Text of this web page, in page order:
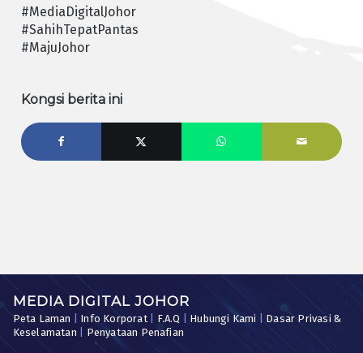
#MediaDigitalJohor
#SahihTepatPantas
#MajuJohor
Kongsi berita ini
MEDIA DIGITAL JOHOR
Peta Laman Info Korporat| F.A.Q Hubungi Kami
Dasar Privasi &
Keselamatan
Penyataan Penafian